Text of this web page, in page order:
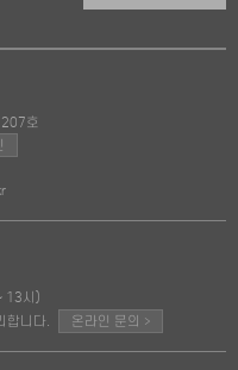
호
13시)
니다.
온라인 문의 >